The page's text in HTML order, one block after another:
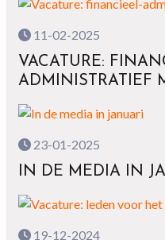
11-02-2025
VACATURE:
ADMINISTRATIEF
23-01-2025
IN DE MEDIA IN
19-12-2024